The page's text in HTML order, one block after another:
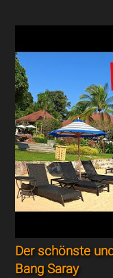
Der schönste
Bang Saray